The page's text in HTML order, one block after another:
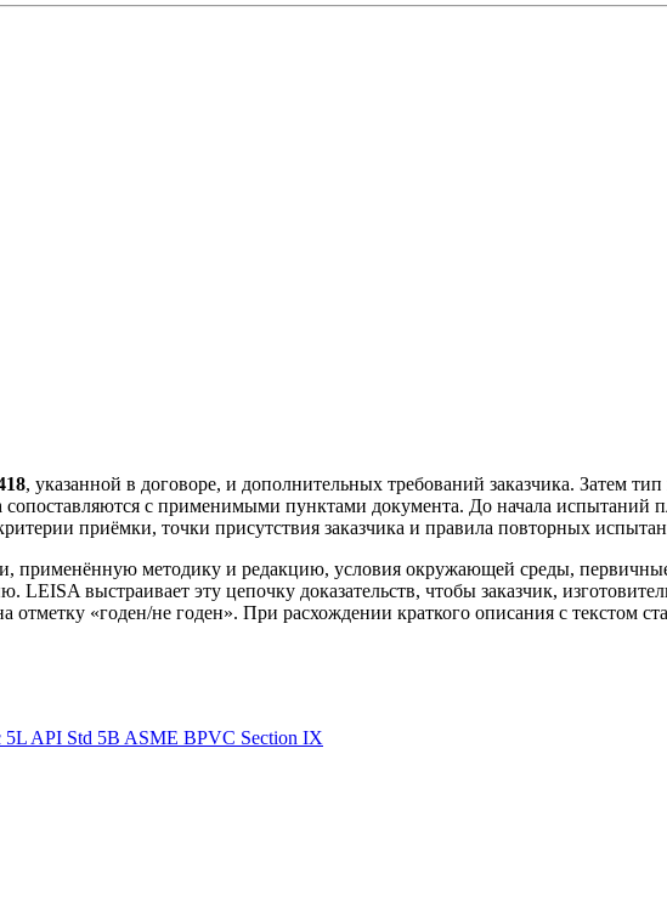
, указанной в договоре, и дополнительных требований заказчика. Затем
сопоставляются с применимыми пунктами документа. До начала испытаний
приёмки, точки присутствия заказчика и правила повторных
применённую методику и редакцию, условия окружающей среды,
выстраивает эту цепочку доказательств, чтобы заказчик,
«годен/не годен». При расхождении краткого описания с текстом
5L API Std 5B ASME BPVC Section IX